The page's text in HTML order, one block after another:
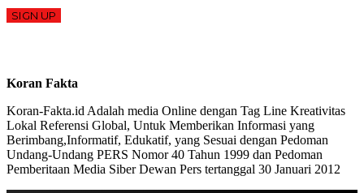
SIGN UP
Koran Fakta
Koran-Fakta.id Adalah media Online dengan Tag Line Kreativitas
Lokal Referensi Global, Untuk Memberikan Informasi yang
Berimbang,Informatif, Edukatif, yang Sesuai dengan Pedoman
Undang-Undang PERS Nomor 40 Tahun 1999 dan Pedoman
Pemberitaan Media Siber Dewan Pers tertanggal 30 Januari 2012